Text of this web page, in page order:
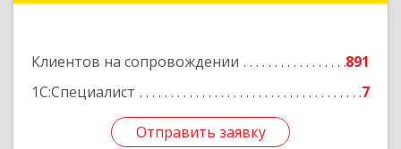
Клиентов на сопровождении
891
1С:Специалист
7
Отправить заявку
Отправить заявку